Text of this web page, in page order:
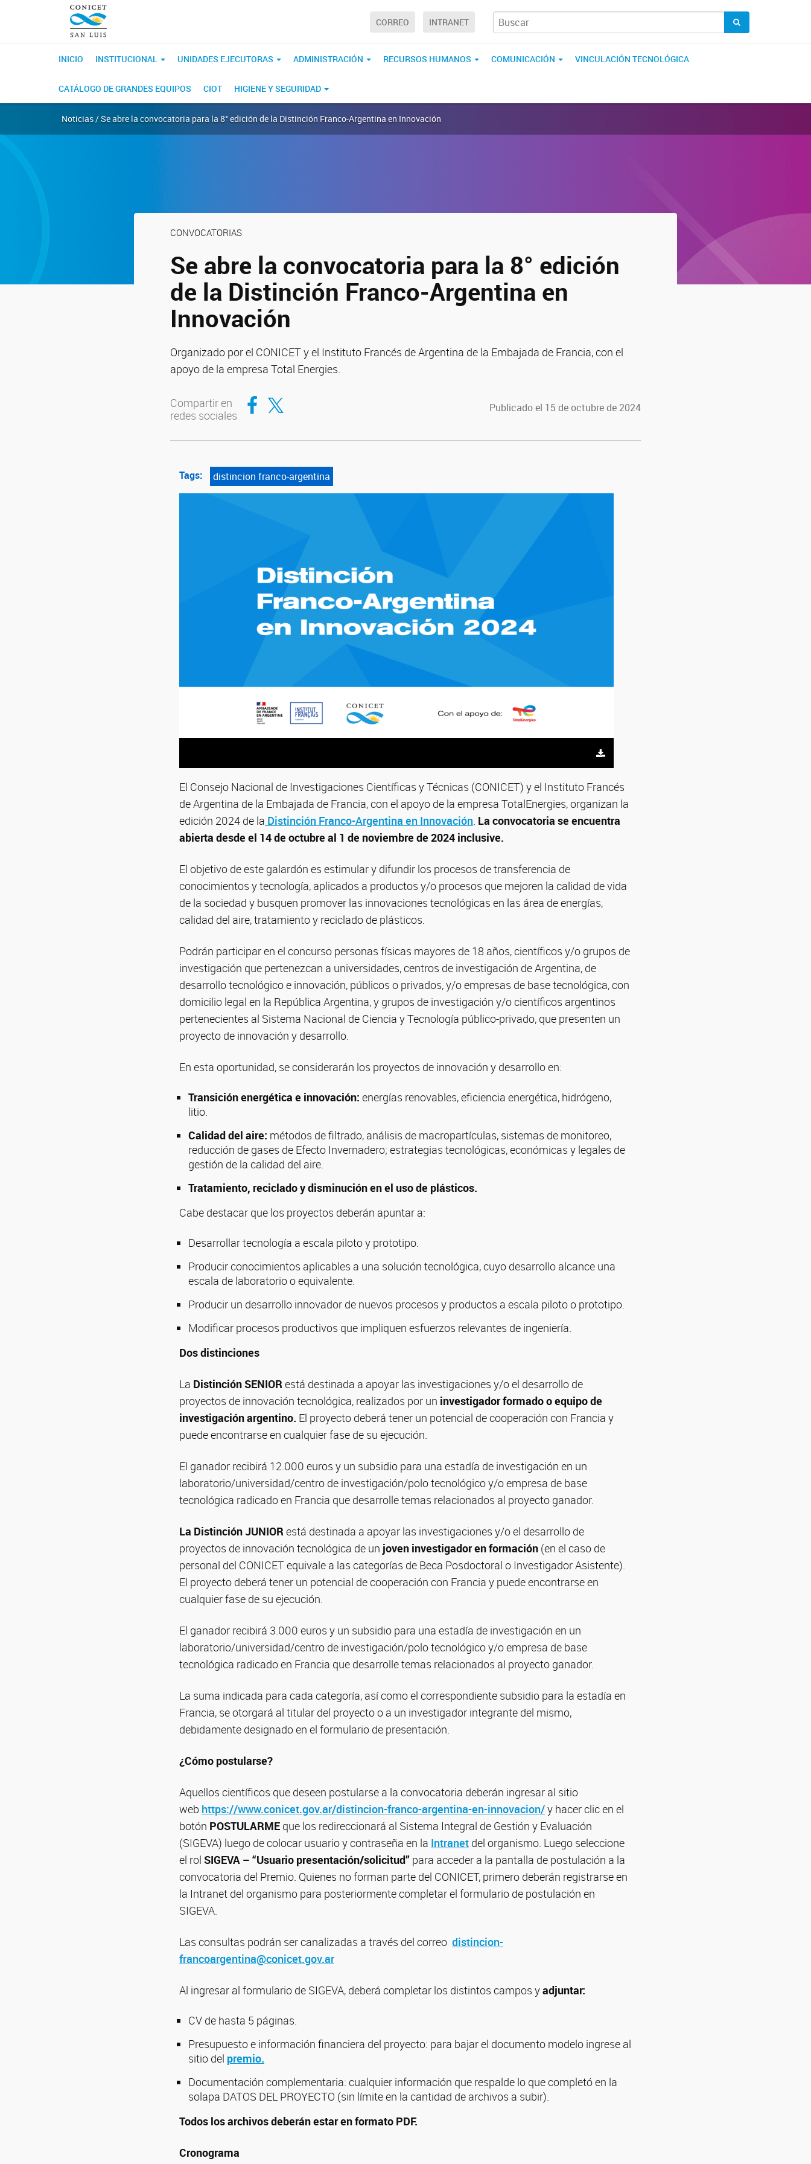
CORREO INTRANET
INICIO INSTITUCIONAL UNIDADES EJECUTORAS ADMINISTRACIÓN RECURSOS HUMANOS COMUNICACIÓN VINCULACIÓN TECNOLÓGICA
CATÁLOGO DE GRANDES EQUIPOS CIOT HIGIENE Y SEGURIDAD
Noticias / Se abre la convocatoria para la 8° edición de la Distinción Franco-Argentina en Innovación
CONVOCATORIAS
Se abre la convocatoria para la 8° edición
de la Distinción Franco-Argentina en
Innovación
Organizado por el CONICET y el Instituto Francés de Argentina de la Embajada de Francia, con el
apoyo de la empresa Total Energies.
Compartir en
redes sociales
Compartir en Facebook
Compartir en Twitter Publicado el 15 de octubre de 2024
Tags: distincion franco-argentina
El Consejo Nacional de Investigaciones Científicas y Técnicas (CONICET) y el Instituto Francés
de Argentina de la Embajada de Francia, con el apoyo de la empresa TotalEnergies, organizan la
edición 2024 de la Distinción Franco-Argentina en Innovación. La convocatoria se encuentra
abierta desde el 14 de octubre al 1 de noviembre de 2024 inclusive.
El objetivo de este galardón es estimular y difundir los procesos de transferencia de
conocimientos y tecnología, aplicados a productos y/o procesos que mejoren la calidad de vida
de la sociedad y busquen promover las innovaciones tecnológicas en las área de energías,
calidad del aire, tratamiento y reciclado de plásticos.
Podrán participar en el concurso personas físicas mayores de 18 años, científicos y/o grupos de
investigación que pertenezcan a universidades, centros de investigación de Argentina, de
desarrollo tecnológico e innovación, públicos o privados, y/o empresas de base tecnológica, con
domicilio legal en la República Argentina, y grupos de investigación y/o científicos argentinos
pertenecientes al Sistema Nacional de Ciencia y Tecnología público-privado, que presenten un
proyecto de innovación y desarrollo.
En esta oportunidad, se considerarán los proyectos de innovación y desarrollo en:
Transición energética e innovación: energías renovables, eficiencia energética, hidrógeno,
litio.
Calidad del aire: métodos de filtrado, análisis de macropartículas, sistemas de monitoreo,
reducción de gases de Efecto Invernadero; estrategias tecnológicas, económicas y legales de
gestión de la calidad del aire.
Tratamiento, reciclado y disminución en el uso de plásticos.
Cabe destacar que los proyectos deberán apuntar a:
Desarrollar tecnología a escala piloto y prototipo.
Producir conocimientos aplicables a una solución tecnológica, cuyo desarrollo alcance una
escala de laboratorio o equivalente.
Producir un desarrollo innovador de nuevos procesos y productos a escala piloto o prototipo.
Modificar procesos productivos que impliquen esfuerzos relevantes de ingeniería.
Dos distinciones
La Distinción SENIORestá destinada a apoyar las investigaciones y/o el desarrollo de
proyectos de innovación tecnológica, realizados por un investigador formado o equipo de
investigación argentino. El proyecto deberá tener un potencial de cooperación con Francia y
puede encontrarse en cualquier fase de su ejecución.
El ganador recibirá 12.000 euros y un subsidio para una estadía de investigación en un
laboratorio/universidad/centro de investigación/polo tecnológico y/o empresa de base
tecnológica radicado en Francia que desarrolle temas relacionados al proyecto ganador.
La Distinción JUNIORestá destinada a apoyar las investigaciones y/o el desarrollo de
proyectos de innovación tecnológica de un joven investigador en formación (en el caso de
personal del CONICET equivale a las categorías de Beca Posdoctoral o Investigador Asistente).
El proyecto deberá tener un potencial de cooperación con Francia y puede encontrarse en
cualquier fase de su ejecución.
El ganador recibirá 3.000 euros y un subsidio para una estadía de investigación en un
laboratorio/universidad/centro de investigación/polo tecnológico y/o empresa de base
tecnológica radicado en Francia que desarrolle temas relacionados al proyecto ganador.
La suma indicada para cada categoría, así como el correspondiente subsidio para la estadía en
Francia, se otorgará al titular del proyecto o a un investigador integrante del mismo,
debidamente designado en el formulario de presentación.
¿Cómo postularse?
Aquellos científicos que deseen postularse a la convocatoria deberán ingresar al sitio
web https://www.conicet.gov.ar/distincion-franco-argentina-en-innovacion/y hacer clic en el
botón POSTULARME que los redireccionará al Sistema Integral de Gestión y Evaluación
(SIGEVA) luego de colocar usuario y contraseña en la Intranet del organismo. Luego seleccione
el rol SIGEVA – “Usuario presentación/solicitud” para acceder a la pantalla de postulación a la
convocatoria del Premio. Quienes no forman parte del CONICET, primero deberán registrarse en
la Intranet del organismo para posteriormente completar el formulario de postulación en
SIGEVA.
Las consultas podrán ser canalizadas a través del correo distincion-
francoargentina@conicet.gov.ar
Al ingresar al formulario de SIGEVA, deberá completar los distintos campos yadjuntar:
CV de hasta 5 páginas.
Presupuesto e información financiera del proyecto: para bajar el documento modelo ingrese al
sitio del premio.
Documentación complementaria: cualquier información que respalde lo que completó en la
solapa DATOS DEL PROYECTO (sin límite en la cantidad de archivos a subir).
Todos los archivos deberán estar en formato PDF.
Cronograma